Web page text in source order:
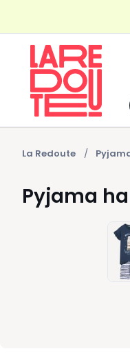
La Redoute
Pyjama